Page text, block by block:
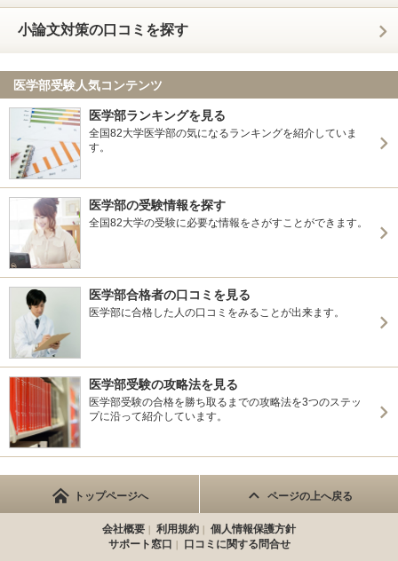
小論文対策の口コミを探す
医学部受験人気コンテンツ
医学部ランキングを見る
全国82大学医学部の気になるランキングを紹介していま
す。
医学部の受験情報を探す
全国82大学の受験に必要な情報をさがすことができます。
医学部合格者の口コミを見る
医学部に合格した人の口コミをみることが出来ます。
医学部受験の攻略法を見る
医学部受験の合格を勝ち取るまでの攻略法を3つのステッ
プに沿って紹介しています。
トップページへ ページの上へ戻る
会社概要 利用規約
個人情報保護方針
サポート窓口
口コミに関する問合せ